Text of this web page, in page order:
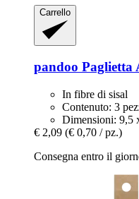
Carrello
pandoo Paglietta
In fibre di sisal
Contenuto: 3
Dimensioni: 9,5
€ 2,09 (€ 0,70 / pz.)
Consegna entro il